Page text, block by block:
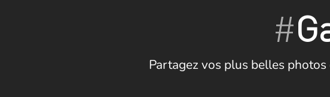
#
Partagez vos plus belles